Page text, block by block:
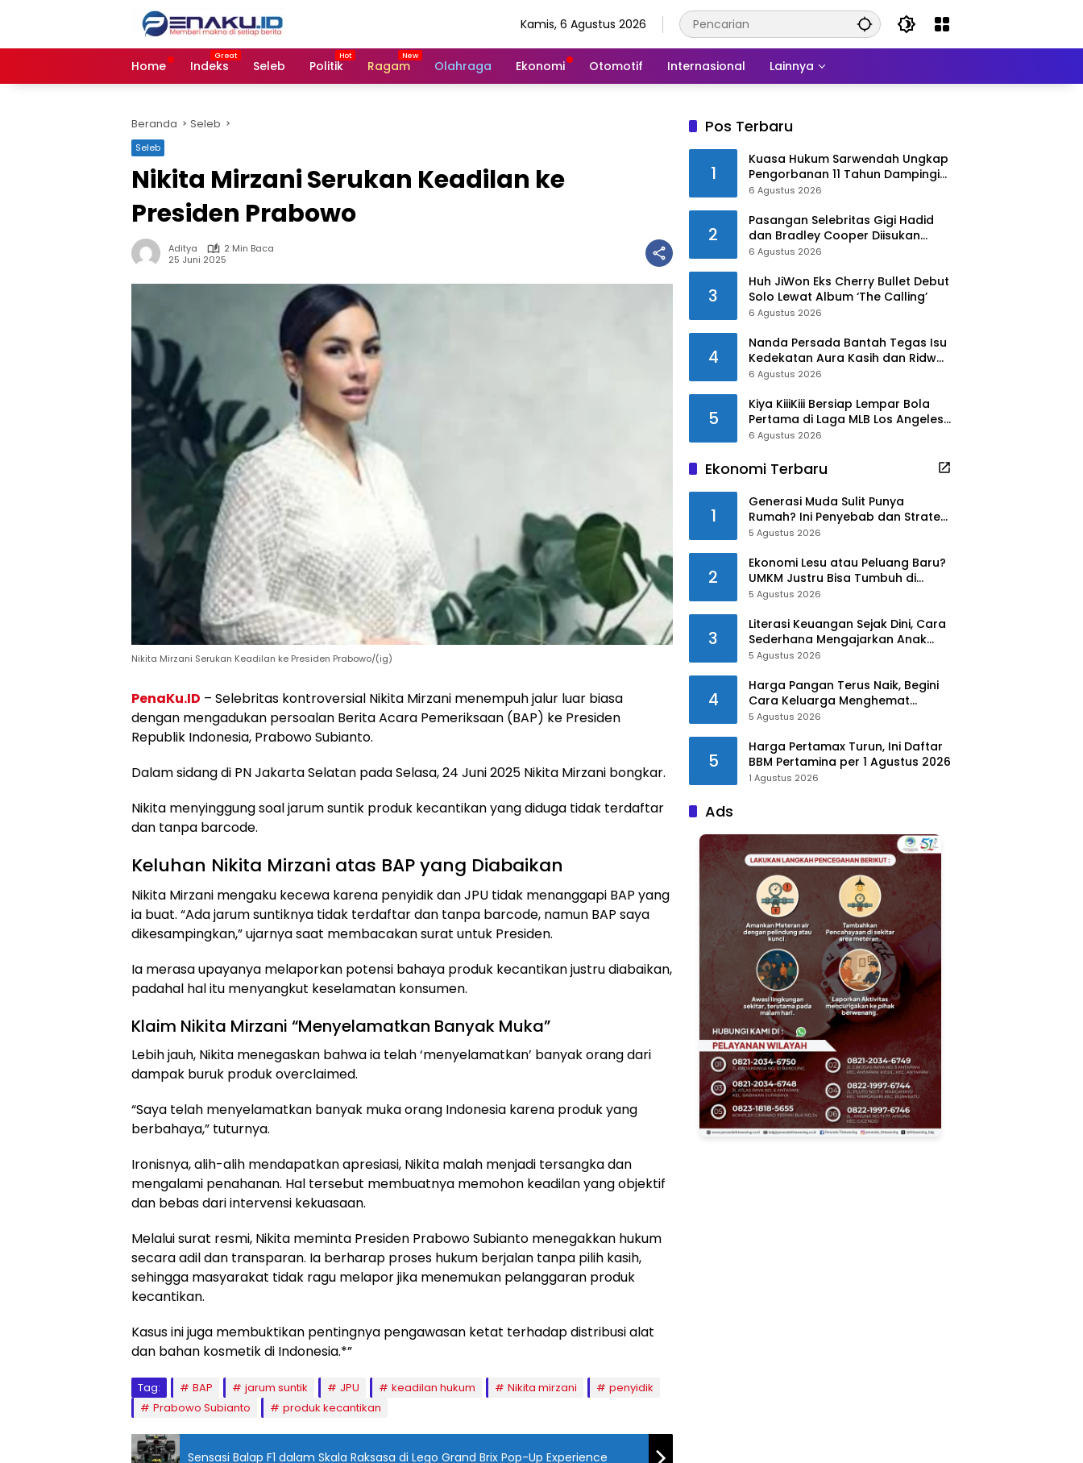
Kamis, 6 Agustus 2026
Home Indeks Seleb Politik Ragam Olahraga Ekonomi Otomotif Internasional Lainnya
Beranda Seleb
Seleb
Nikita Mirzani Serukan Keadilan ke
Presiden Prabowo
Aditya
2 Min Baca
25 Juni 2025
Nikita Mirzani Serukan Keadilan ke Presiden Prabowo/(ig)
PenaKu.ID – Selebritas kontroversial Nikita Mirzani menempuh jalur luar biasa
dengan mengadukan persoalan Berita Acara Pemeriksaan (BAP) ke Presiden
Republik Indonesia, Prabowo Subianto.
Dalam sidang di PN Jakarta Selatan pada Selasa, 24 Juni 2025 Nikita Mirzani bongkar.
Nikita menyinggung soal jarum suntik produk kecantikan yang diduga tidak terdaftar
dan tanpa barcode.
Keluhan Nikita Mirzani atas BAP yang Diabaikan
Nikita Mirzani mengaku kecewa karena penyidik dan JPU tidak menanggapi BAP yang
ia buat. “Ada jarum suntiknya tidak terdaftar dan tanpa barcode, namun BAP saya
dikesampingkan,” ujarnya saat membacakan surat untuk Presiden.
Ia merasa upayanya melaporkan potensi bahaya produk kecantikan justru diabaikan,
padahal hal itu menyangkut keselamatan konsumen.
Klaim Nikita Mirzani “Menyelamatkan Banyak Muka”
Lebih jauh, Nikita menegaskan bahwa ia telah ‘menyelamatkan’ banyak orang dari
dampak buruk produk overclaimed.
“Saya telah menyelamatkan banyak muka orang Indonesia karena produk yang
berbahaya,” tuturnya.
Ironisnya, alih-alih mendapatkan apresiasi, Nikita malah menjadi tersangka dan
mengalami penahanan. Hal tersebut membuatnya memohon keadilan yang objektif
dan bebas dari intervensi kekuasaan.
Melalui surat resmi, Nikita meminta Presiden Prabowo Subianto menegakkan hukum
secara adil dan transparan. Ia berharap proses hukum berjalan tanpa pilih kasih,
sehingga masyarakat tidak ragu melapor jika menemukan pelanggaran produk
kecantikan.
Kasus ini juga membuktikan pentingnya pengawasan ketat terhadap distribusi alat
dan bahan kosmetik di Indonesia.*”
Tag: BAP jarum suntik JPU keadilan hukum Nikita mirzani
penyidik
Prabowo Subianto
produk kecantikan
Sensasi Balap F1 dalam Skala Raksasa di Lego Grand Brix Pop-Up Experience
Pos Terbaru
1
Kuasa Hukum Sarwendah Ungkap
Pengorbanan 11 Tahun Dampingi
Ruben Onsu Saat Sakit
6 Agustus 2026
2
Pasangan Selebritas Gigi Hadid
dan Bradley Cooper Diisukan
Menikah di Paris
6 Agustus 2026
3
Huh JiWon Eks Cherry Bullet Debut
Solo Lewat Album ‘The Calling’
6 Agustus 2026
4
Nanda Persada Bantah Tegas Isu
Kedekatan Aura Kasih dan Ridwan
Kamil
6 Agustus 2026
5
Kiya KiiiKiii Bersiap Lempar Bola
Pertama di Laga MLB Los Angeles
Angels
6 Agustus 2026
Ekonomi Terbaru
1
Generasi Muda Sulit Punya
Rumah? Ini Penyebab dan Strategi
Mengatasinya
5 Agustus 2026
2
Ekonomi Lesu atau Peluang Baru?
UMKM Justru Bisa Tumbuh di
Tengah Ketidakpastian
5 Agustus 2026
3
Literasi Keuangan Sejak Dini, Cara
Sederhana Mengajarkan Anak
Mengelola Uang
5 Agustus 2026
4
Harga Pangan Terus Naik, Begini
Cara Keluarga Menghemat
Belanja
5 Agustus 2026
5
Harga Pertamax Turun, Ini Daftar
BBM Pertamina per 1 Agustus 2026
1 Agustus 2026
Ads